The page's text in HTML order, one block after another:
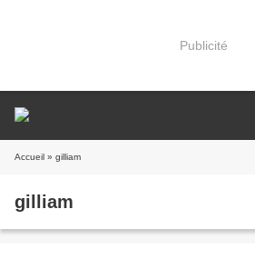
Publicité
Accueil » gilliam
gilliam